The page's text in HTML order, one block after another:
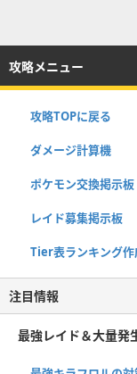
攻略メニュー
攻略TOPに戻る
ダメージ計算機
ポケモン交換掲示板
レイド募集掲示板
Tier表ランキング作
注目情報
最強レイド＆大量発